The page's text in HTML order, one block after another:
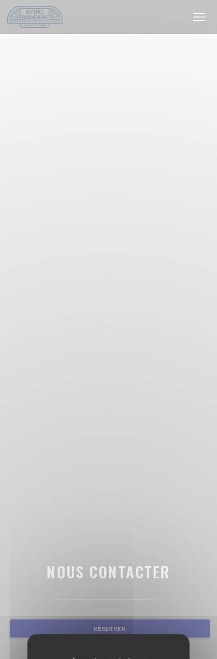
Personnalisation de vos choix en matière de cookies
NOUS CONTACTER
RÉSERVER